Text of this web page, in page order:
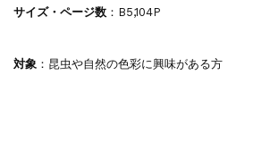
サイズ・ページ数：B5,104P
対象 ：昆虫や自然の色彩に興味がある方